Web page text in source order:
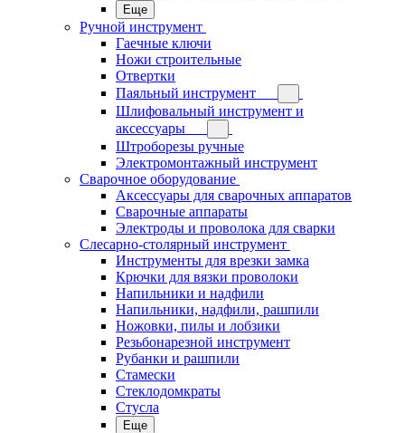
Еще
Ручной инструмент
Гаечные ключи
Ножи строительные
Отвертки
Паяльный инструмент
Шлифовальный инструмент и
аксессуары
Штроборезы ручные
Электромонтажный инструмент
Сварочное оборудование
Аксессуары для сварочных аппаратов
Сварочные аппараты
Электроды и проволока для сварки
Слесарно-столярный инструмент
Инструменты для врезки замка
Крючки для вязки проволоки
Напильники и надфили
Напильники, надфили, рашпили
Ножовки, пилы и лобзики
Резьбонарезной инструмент
Рубанки и рашпили
Стамески
Стеклодомкраты
Стусла
Еще